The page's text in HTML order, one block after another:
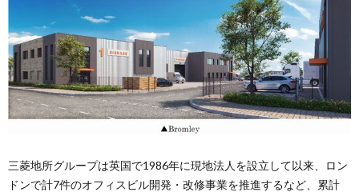
三菱地所グループは英国で1986年に現地法人を設立して以来、ロン
ドンで計7件のオフィスビル開発・改修事業を推進するなど、累計